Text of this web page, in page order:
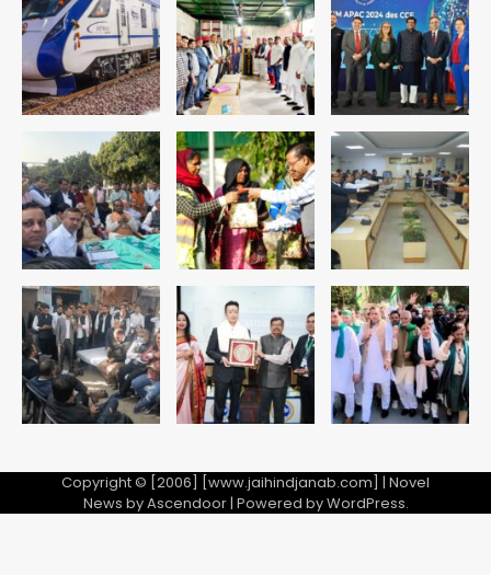
5
रोहित चौधरी गैंग का कुख्यात बदमाश राजस्थान
से गिरफ्तार
Team JHJ
1
पुरा महादेव से बेटियों के स्वास्थ्य और सुरक्षा का
संदेश
Team JHJ
2
अब पहला स्थान हासिल करना लक्ष्य: डीएम
Team JHJ
फरार आरोपी
Team JHJ
Copyright © [2006] [www.jaihindjanab.com] | Novel
News byAscendoor| Powered byWordPress.